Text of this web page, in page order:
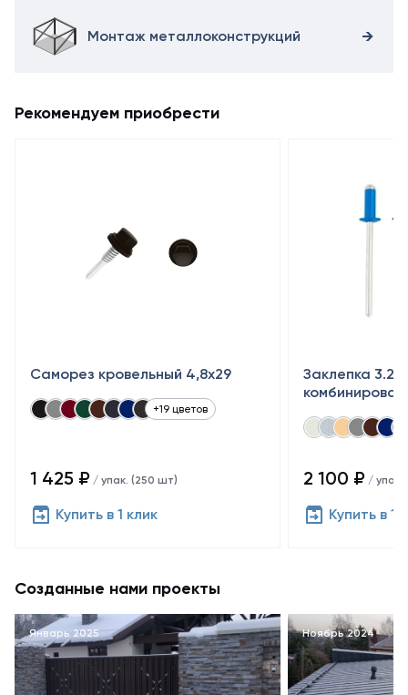
Монтаж металлоконструкций
Рекомендуем приобрести
Саморез кровельный 4,8x29
+19 цветов
1 425 ₽ / упак. (250 шт)
Купить в 1 клик
Заклепка
2 100 ₽ / упак.
Купить в 1
Созданные нами проекты
Январь 2025 Ноябрь 2024